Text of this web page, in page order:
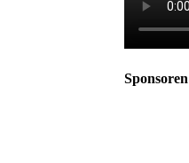
Sponsoren